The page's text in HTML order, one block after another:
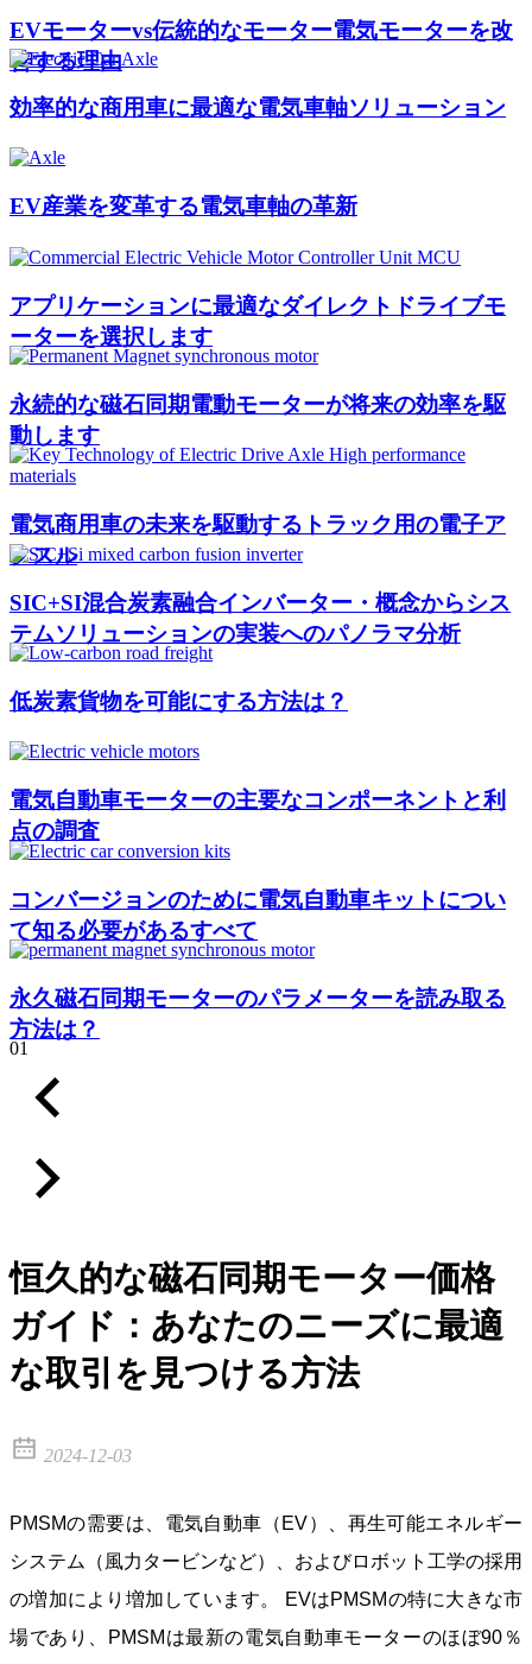
EVモーターvs伝統的なモーター電気モーターを改
善する理由
効率的な商用車に最適な電気車軸ソリューション
EV産業を変革する電気車軸の革新
アプリケーションに最適なダイレクトドライブモ
ーターを選択します
永続的な磁石同期電動モーターが将来の効率を駆
動します
電気商用車の未来を駆動するトラック用の電子ア
クスル
SIC+SI混合炭素融合インバーター・概念からシス
テムソリューションの実装へのパノラマ分析
低炭素貨物を可能にする方法は？
電気自動車モーターの主要なコンポーネントと利
点の調査
コンバージョンのために電気自動車キットについ
て知る必要があるすべて
永久磁石同期モーターのパラメーターを読み取る
方法は？
01
恒久的な磁石同期モーター価格
ガイド：あなたのニーズに最適
な取引を見つける方法
2024-12-03
PMSMの需要は、電気自動車（EV）、再生可能エネルギー
システム（風力タービンなど）、およびロボット工学の採用
の増加により増加しています。 EVはPMSMの特に大きな市
場であり、PMSMは最新の電気自動車モーターのほぼ90％